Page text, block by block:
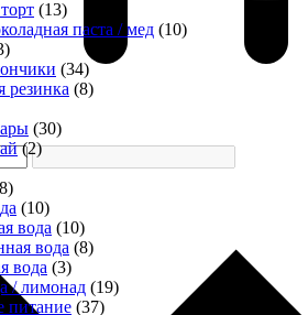
(13)
паста / мед (10)
(34)
резинка (8)
(30)
(2)
(10)
вода (10)
вода (8)
вода (3)
/ лимонад (19)
питание (37)